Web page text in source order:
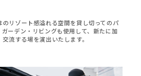
のリゾート感溢れる空間を貸し切ってのパ
ーデン・リビングも使用して、新たに加
流する場を演出いたします。